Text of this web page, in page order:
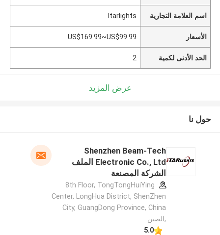
اسم العلامة التجارية Itarlights
الأسعار US$169.99~US$99.99
الحد الأدنى لكمية 2
عرض المزيد
حول نا
Shenzhen Beam-Tech
Electronic Co., Ltd الملف
الشركة المصنعة
8th Floor, TongTongHuiYing
Center, LongHua District, ShenZhen
City, GuangDong Province, China
,الصين
5.0